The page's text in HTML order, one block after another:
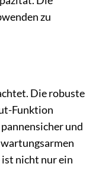
zu
Die robuste
Funktion
und
ist nicht nur ein